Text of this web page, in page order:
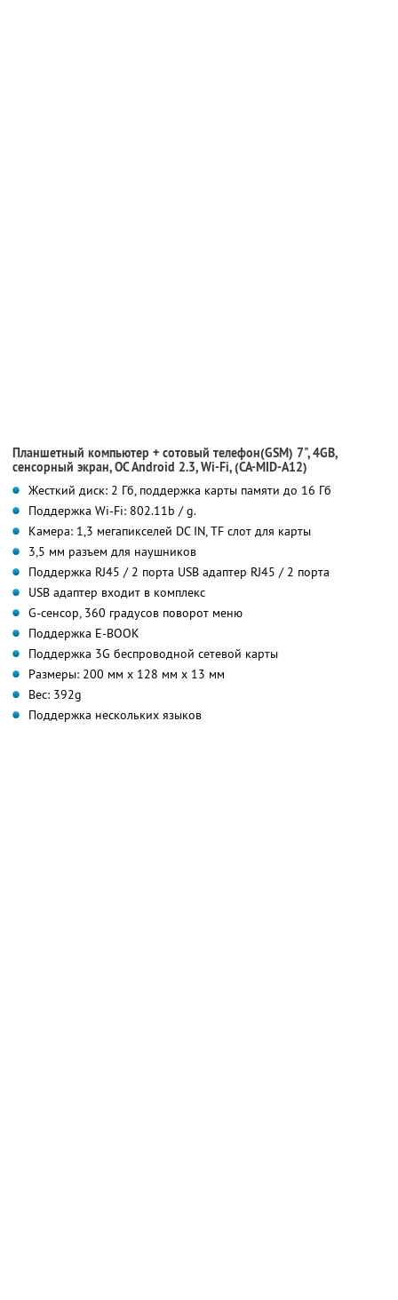
Планшетный компьютер + сотовый телефон(GSM) 7", 4GB,
сенсорный экран, OC Android 2.3, Wi-Fi, (CA-MID-A12)
Жесткий диск: 2 Гб, поддержка карты памяти до 16 Гб
Поддержка Wi-Fi: 802.11b / g.
Камера: 1,3 мегапикселей DC IN, TF слот для карты
3,5 мм разъем для наушников
Поддержка RJ45 / 2 порта USB адаптер RJ45 / 2 порта
USB адаптер входит в комплекс
G-сенсор, 360 градусов поворот меню
Поддержка E-BOOK
Поддержка 3G беспроводной сетевой карты
Размеры: 200 мм х 128 мм х 13 мм
Вес: 392g
Поддержка нескольких языков